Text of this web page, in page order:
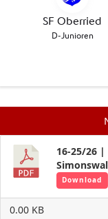
16-25/26 |
Download
0.00 KB